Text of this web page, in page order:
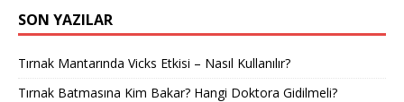
SON YAZILAR
Tırnak Mantarında Vicks Etkisi – Nasıl Kullanılır?
Tırnak Batmasına Kim Bakar? Hangi Doktora Gidilmeli?